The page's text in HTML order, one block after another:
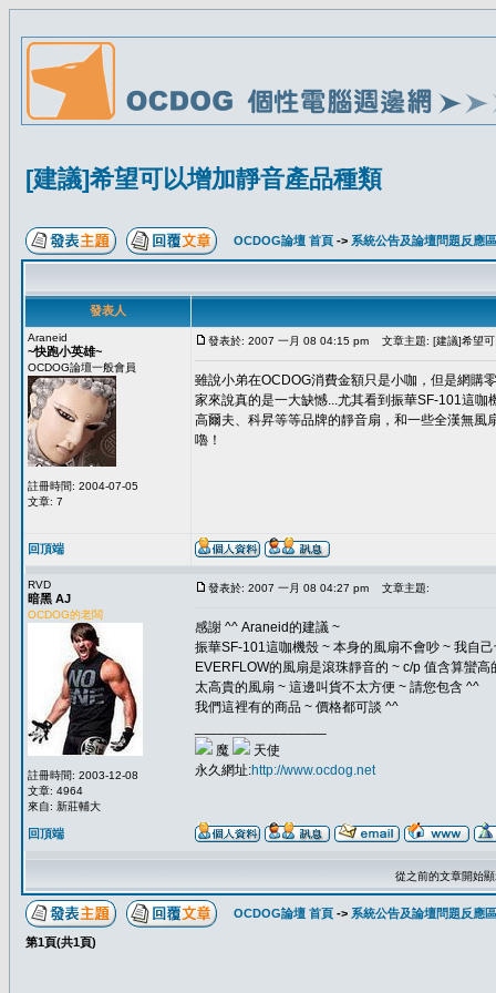
[建議]希望可以增加靜音產品種類
OCDOG論壇 首頁 -> 系統公告及論壇問題反應區
發表人
Araneid
~快跑小英雄~
OCDOG論壇一般會員
註冊時間: 2004-07-05
文章: 7
發表於: 2007 一月 08 04:15 pm 文章主題: [建議]希望
雖說小弟在OCDOG消費金額只是小咖，但是網購
家來說真的是一大缺憾...尤其看到振華SF-101這
高爾夫、科昇等等品牌的靜音扇，和一些全漢無
嚕！
回頂端
RVD
暗黑 AJ
OCDOG的老闆
註冊時間: 2003-12-08
文章: 4964
來自: 新莊輔大
發表於: 2007 一月 08 04:27 pm 文章主題:
感謝 ^^ Araneid的建議 ~
振華SF-101這咖機殼 ~ 本身的風扇不會吵 ~ 我自
EVERFLOW的風扇是滾珠靜音的 ~ c/p 值含算蠻高
太高貴的風扇 ~ 這邊叫貨不太方便 ~ 請您包含 ^^
我們這裡有的商品 ~ 價格都可談 ^^
魔
天使
永久網址:http://www.ocdog.net
回頂端
從之前的文章開始
OCDOG論壇 首頁 -> 系統公告及論壇問題反應區
第1頁(共1頁)